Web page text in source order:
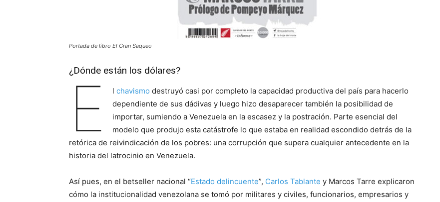
Portada de libro El Gran Saqueo
¿Dónde están los dólares?
E l chavismo destruyó casi por completo la capacidad productiva del país para hacerlo
dependiente de sus dádivas y luego hizo desaparecer también la posibilidad de
importar, sumiendo a Venezuela en la escasez y la postración. Parte esencial del
modelo que produjo esta catástrofe lo que estaba en realidad escondido detrás de la
retórica de reivindicación de los pobres: una corrupción que supera cualquier antecedente en la
historia del latrocinio en Venezuela.
Así pues, en el betseller nacional “Estado delincuente”, Carlos Tablante y Marcos Tarre explicaron
cómo la institucionalidad venezolana se tomó por militares y civiles, funcionarios, empresarios y